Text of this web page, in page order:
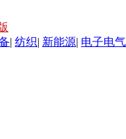
| 纺织| 新能源| 电子电气